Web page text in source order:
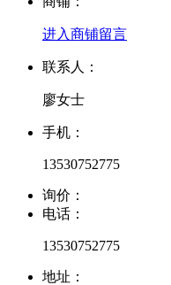
进入商铺留言
联系人：
廖女士
手机：
13530752775
询价：
电话：
13530752775
地址：